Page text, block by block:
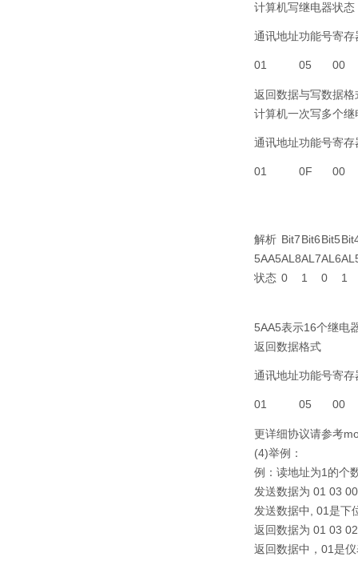
计算机写继电器状
通讯地址功能号寄存
01 05 00
返回数据与写数据格
计算机一次写多个
通讯地址功能号寄存
01 0F 00
解析
5AA5
状态
Bit7Bit6Bit5
AL8AL7AL6
0
1 0 1
5AA5表示16个继电
返回数据格式
通讯地址功能号寄存
01 05 00
更详细协议请参考
(4)举例：
例：读地址为1的个
发送数据为 01 03
发送数据中, 01是下
返回数据为 01 03
返回数据中，01是